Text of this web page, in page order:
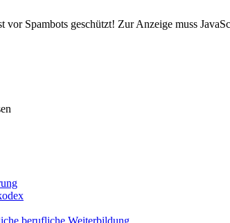
vor Spambots geschützt! Zur Anzeige muss
berufliche Weiterbildung